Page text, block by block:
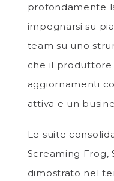
profondamente
impegnarsi su
team su uno
che il produttore
aggiornamenti
attiva e un
Le suite
Screaming Frog,
dimostrato nel